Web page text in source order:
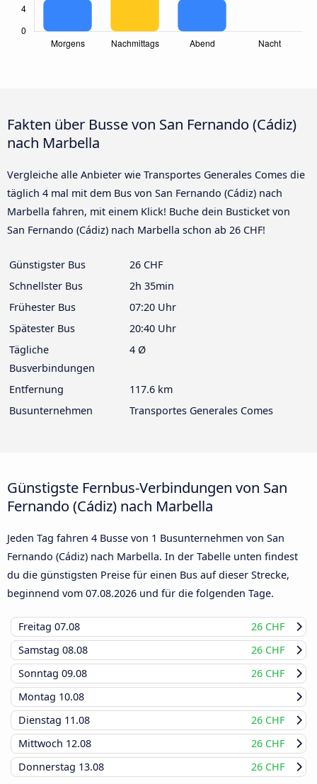
Fakten über Busse von San Fernando (Cádiz)
nach Marbella
Vergleiche alle Anbieter wie Transportes Generales Comes die
täglich 4 mal mit dem Bus von San Fernando (Cádiz) nach
Marbella fahren, mit einem Klick! Buche dein Busticket von
San Fernando (Cádiz) nach Marbella schon ab 26 CHF!
Günstigster Bus
26 CHF
Schnellster Bus
2h 35min
Frühester Bus
07:20 Uhr
Spätester Bus
20:40 Uhr
Tägliche
Busverbindungen
4 Ø
Entfernung
117.6 km
Busunternehmen
Transportes Generales Comes
Günstigste Fernbus-Verbindungen von San
Fernando (Cádiz) nach Marbella
Jeden Tag fahren 4 Busse von 1 Busunternehmen von San
Fernando (Cádiz) nach Marbella. In der Tabelle unten findest
du die günstigsten Preise für einen Bus auf dieser Strecke,
beginnend vom 07.08.2026 und für die folgenden Tage.
Freitag 07.08
26 CHF
Samstag 08.08
26 CHF
Sonntag 09.08
26 CHF
Montag 10.08
Dienstag 11.08
26 CHF
Mittwoch 12.08
26 CHF
Donnerstag 13.08 26 CHF